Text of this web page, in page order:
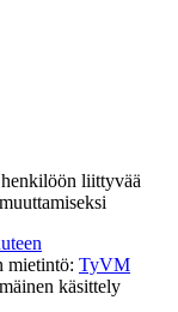
liittyvää
mietintö: TyVM
käsittely